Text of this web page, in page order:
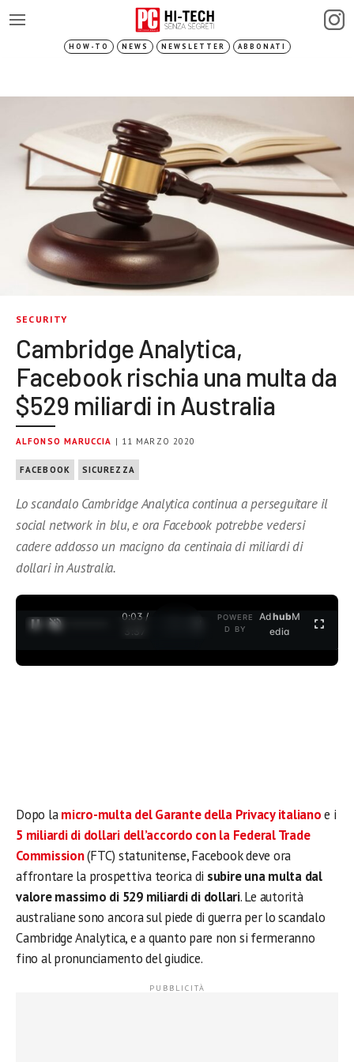
HOW-TO NEWS NEWSLETTER ABBONATI
SECURITY
Cambridge Analytica,
Facebook rischia una multa da
$529 miliardi in Australia
ALFONSO MARUCCIA | 11 MARZO 2020
FACEBOOK SICUREZZA
Lo scandalo Cambridge Analytica continua a perseguitare il
social network in blu, e ora Facebook potrebbe vedersi
cadere addosso un macigno da centinaia di miliardi di
dollari in Australia.
0:04 /
3:37
POWERE
D BY
AdhubM
edia
Dopo lamicro-multa del Garante della Privacy italianoe i
5 miliardi di dollari dell’accordo con la Federal Trade
Commission(FTC) statunitense, Facebook deve ora
affrontare la prospettiva teorica di subire una multa dal
valore massimo di 529 miliardi di dollari. Le autorità
australiane sono ancora sul piede di guerra per lo scandalo
Cambridge Analytica, e a quanto pare non si fermeranno
fino al pronunciamento del giudice.